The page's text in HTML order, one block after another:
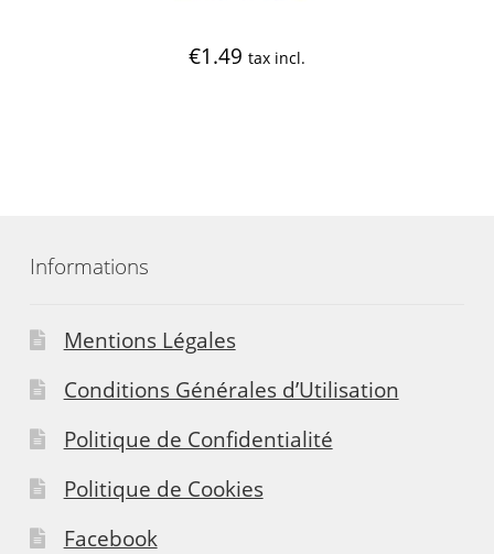
€1.49 tax incl.
Informations
Mentions Légales
Conditions Générales d’Utilisation
Politique de Confidentialité
Politique de Cookies
Facebook